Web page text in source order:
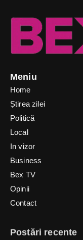
Meniu
Home
Știrea zilei
Politică
Local
In vizor
Business
Bex TV
Opinii
Contact
Postări recente